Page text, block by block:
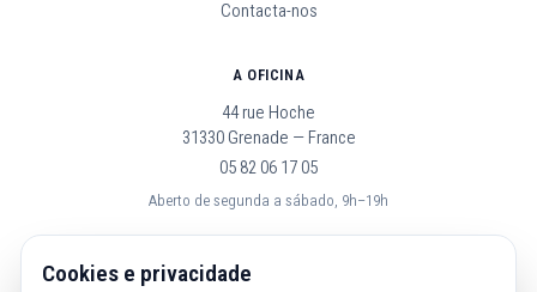
Contacta-nos
A OFICINA
44 rue Hoche
31330 Grenade — France
05 82 06 17 05
Aberto de segunda a sábado, 9h–19h
SEGUE-NOS
Cookies e privacidade